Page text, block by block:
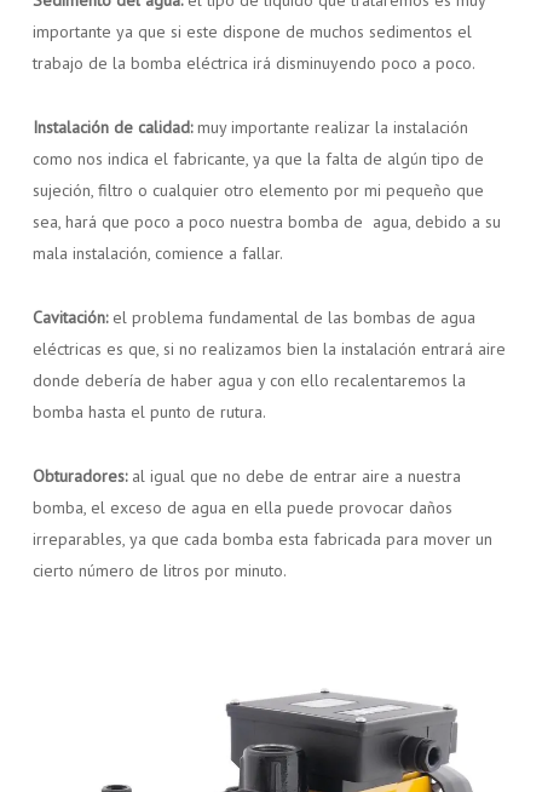
importante ya que si este dispone de muchos sedimentos el
trabajo de la bomba eléctrica irá disminuyendo poco a poco.
Instalación de calidad:muy importante realizar la instalación
como nos indica el fabricante, ya que la falta de algún tipo de
sujeción, filtro o cualquier otro elemento por mi pequeño que
sea, hará que poco a poco nuestra bomba de agua, debido a su
mala instalación, comience a fallar.
Cavitación:el problema fundamental de las bombas de agua
eléctricas es que, si no realizamos bien la instalación entrará aire
donde debería de haber agua y con ello recalentaremos la
bomba hasta el punto de rutura.
Obturadores:al igual que no debe de entrar aire a nuestra
bomba, el exceso de agua en ella puede provocar daños
irreparables, ya que cada bomba esta fabricada para mover un
cierto número de litros por minuto.